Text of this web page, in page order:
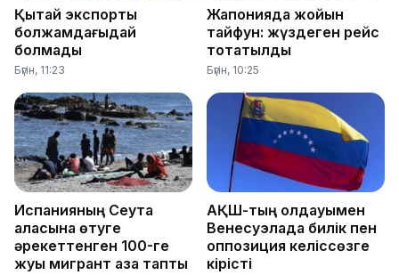
Қытай экспорты
болжамдағыдай
болмады
Бүгін, 11:23
Жапонияда жойқын
тайфун: жүздеген рейс
тоқтатылды
Бүгін, 10:25
Испанияның Сеута
қаласына өтуге
әрекеттенген 100-ге
жуық мигрант қаза тапты
АҚШ-тың қолдауымен
Венесуэлада билік пен
оппозиция келіссөзге
кірісті